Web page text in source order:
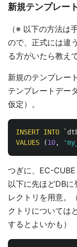
新規テンプレー
（※ 以下の方法は
ので、正式には違
る方がいたら教え
新規のテンプレー
テンプレートデー
仮定）。
INSERT INTO
VALUES
(10,
つぎに、EC-
以下に先ほどDBに
レクトリを用意。
クトリについては
するとよいかも）